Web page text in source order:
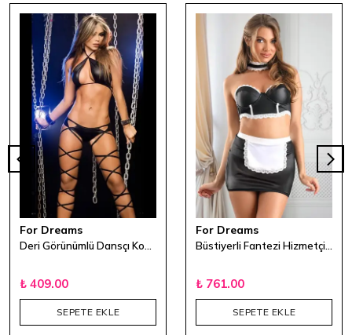
For Dreams
₺ 409.00
SEPETE EKLE
For Dreams
₺ 761.00
SEPETE EKLE